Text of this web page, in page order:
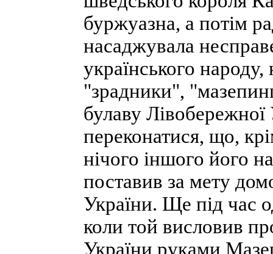
буржуазна, а потім
насаджувала
українського
"зрадники",
булаву Лівобережної
переконатися, що,
нічого іншого його
поставив за мету
України. Ще під час
коли той висловив
України руками